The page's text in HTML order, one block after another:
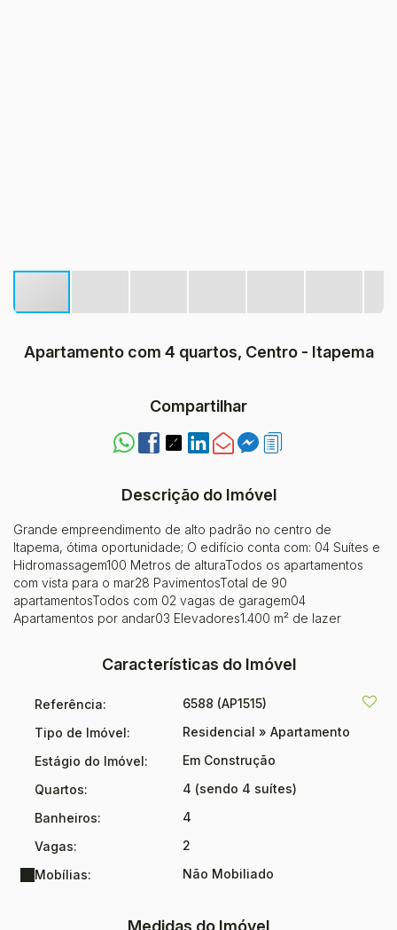
Apartamento com 4 quartos, Centro - Itapema
Compartilhar
Descrição do Imóvel
Grande empreendimento de alto padrão no centro de
Itapema, ótima oportunidade; O edifício conta com: 04 Suítes e
Hidromassagem100 Metros de alturaTodos os apartamentos
com vista para o mar28 PavimentosTotal de 90
apartamentosTodos com 02 vagas de garagem04
Apartamentos por andar03 Elevadores1.400 m² de lazer
Características do Imóvel
Referência: 6588 (AP1515)
Tipo de Imóvel:
Residencial » Apartamento
Estágio do Imóvel:
Em Construção
Quartos:
4 (sendo 4 suítes)
Banheiros:
4
Vagas:
2
Mobílias:
Não Mobiliado
Medidas do Imóvel